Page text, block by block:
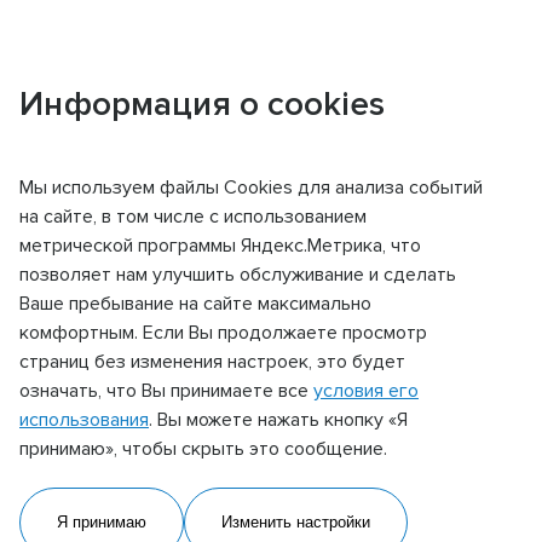
Информация о cookies
Мы используем файлы Сookies для анализа событий
на сайте, в том числе с использованием
метрической программы Яндекс.Метрика, что
позволяет нам улучшить обслуживание и сделать
Ваше пребывание на сайте максимально
комфортным. Если Вы продолжаете просмотр
страниц без изменения настроек, это будет
означать, что Вы принимаете все условия его
использования. Вы можете нажать кнопку «Я
принимаю», чтобы скрыть это сообщение.
Я принимаю Изменить настройки
КОНТАКТЫ
Подтесово
Адрес
663168, Красноярский край, Енисейский район,
пос. Подтесово, ул. Калинина, 2
Телефон:
+7 (391) 252 72 00